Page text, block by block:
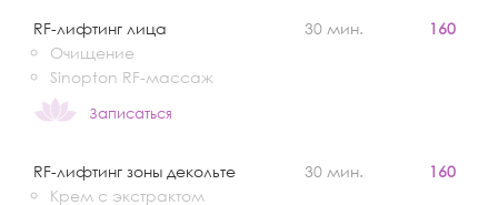
RF-лифтинг лица
Очищение
Sinopton RF-массаж
Записаться
30 мин. 160
RF-лифтинг зоны декольте
Крем с экстрактом
30 мин. 160